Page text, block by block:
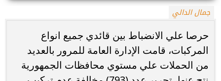
جمال الدالي
حرصا علي الانضباط بين قائدي جميع انواع
المركبات، قامت الإدارة العامة للمرور بالعديد
من الحملات علي مستوي محافظات الجمهورية